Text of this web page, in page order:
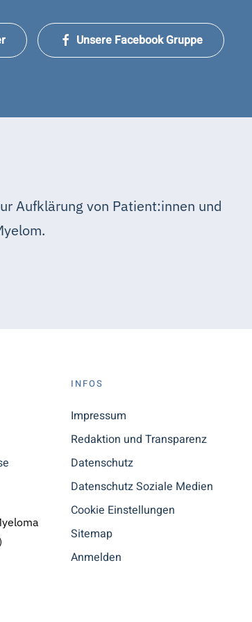
Unsere Facebook Gruppe
Aufklärung von Patient:innen und
INFOS
Impressum
Redaktion und Transparenz
Datenschutz
Datenschutz Soziale Medien
Cookie Einstellungen
Sitemap
Anmelden